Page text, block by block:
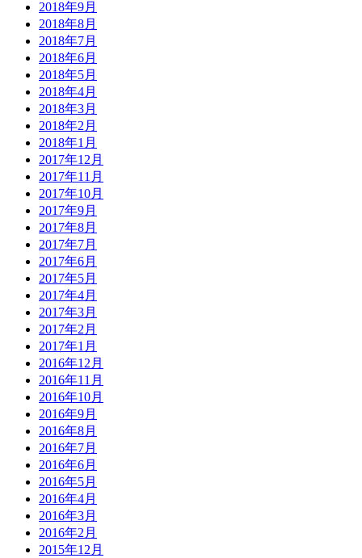
2018年9月
2018年8月
2018年7月
2018年6月
2018年5月
2018年4月
2018年3月
2018年2月
2018年1月
2017年12月
2017年11月
2017年10月
2017年9月
2017年8月
2017年7月
2017年6月
2017年5月
2017年4月
2017年3月
2017年2月
2017年1月
2016年12月
2016年11月
2016年10月
2016年9月
2016年8月
2016年7月
2016年6月
2016年5月
2016年4月
2016年3月
2016年2月
2015年12月